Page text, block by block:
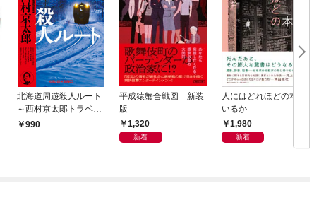
北海道周遊殺人ルート
～西村京太郎トラベル
ミステリー・セレクシ
990
平成猿蟹合戦図 新装
版
1,320
新着
人にはどれほどの本が
いるか
1,980
新着